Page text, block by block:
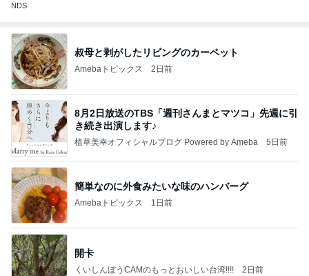
NDS
叔母と剥がしたリビングのカーペット
Amebaトピックス 2日前
8月2日放送のTBS「週刊さんまとマツコ」先週に引
き続き出演します♪
植草美幸オフィシャルブログ Powered by Ameba 5日前
簡単なのに外食みたいな味のハンバーグ
Amebaトピックス 1日前
開卡
くいしんぼうCAMのもっとおいしい台湾!!!! 2日前